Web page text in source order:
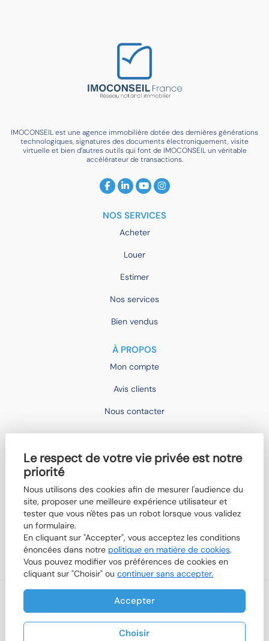
Le respect de votre vie privée est notre
priorité
Nous utilisons des cookies afin de mesurer l'audience du
site, proposer une meilleure expérience utilisateur et
tester que vous n'êtes pas un robot lorsque vous validez
un formulaire.
En cliquant sur "Accepter", vous acceptez les conditions
énoncées dans notre politique en matière de cookies.
Vous pouvez modifier vos préférences de cookies en
cliquant sur "Choisir" ou continuer sans accepter.
Accepter
Choisir
IMOCONSEIL est une agence immobilière dotée des dernières générations
technologiques, signatures des documents électroniquement, visite
virtuelle et bien d’autres outils qui font de IMOCONSEIL un véritable
accélérateur de transactions.
NOS SERVICES
Acheter
Louer
Estimer
Nos services
Bien vendus
À PROPOS
Mon compte
Avis clients
Nous contacter
Devenir mandataire
Qui sommes-nous ?
Boutik'IMO
Mentions légales Politique de cookies